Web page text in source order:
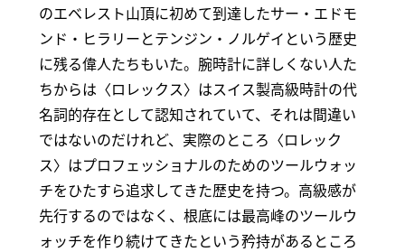
のエベレスト山頂に初めて到達したサー・エドモ
ンド・ヒラリーとテンジン・ノルゲイという歴史
に残る偉人たちもいた。腕時計に詳しくない人た
ちからは〈ロレックス〉はスイス製高級時計の代
名詞的存在として認知されていて、それは間違い
ではないのだけれど、実際のところ〈ロレック
ス〉はプロフェッショナルのためのツールウォッ
チをひたすら追求してきた歴史を持つ。高級感が
先行するのではなく、根底には最高峰のツールウ
ォッチを作り続けてきたという矜持があるところ